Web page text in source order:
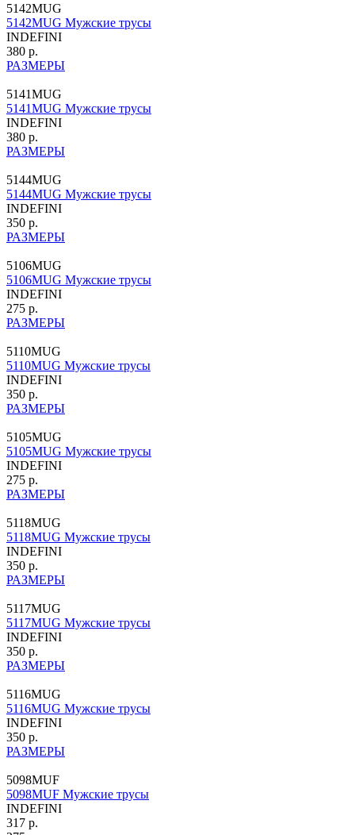
5142MUG
5142MUG Мужские трусы
INDEFINI
380 р.
РАЗМЕРЫ
5141MUG
5141MUG Мужские трусы
INDEFINI
380 р.
РАЗМЕРЫ
5144MUG
5144MUG Мужские трусы
INDEFINI
350 р.
РАЗМЕРЫ
5106MUG
5106MUG Мужские трусы
INDEFINI
275 р.
РАЗМЕРЫ
5110MUG
5110MUG Мужские трусы
INDEFINI
350 р.
РАЗМЕРЫ
5105MUG
5105MUG Мужские трусы
INDEFINI
275 р.
РАЗМЕРЫ
5118MUG
5118MUG Мужские трусы
INDEFINI
350 р.
РАЗМЕРЫ
5117MUG
5117MUG Мужские трусы
INDEFINI
350 р.
РАЗМЕРЫ
5116MUG
5116MUG Мужские трусы
INDEFINI
350 р.
РАЗМЕРЫ
5098MUF
5098MUF Мужские трусы
INDEFINI
317 р.